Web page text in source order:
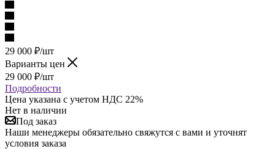
29 000 ₽/шт
Варианты цен
29 000 ₽/шт
Подробности
Цена указана с учетом НДС 22%
Нет в наличии
Под заказ
Наши менеджеры обязательно свяжутся с вами и уточнят
условия заказа